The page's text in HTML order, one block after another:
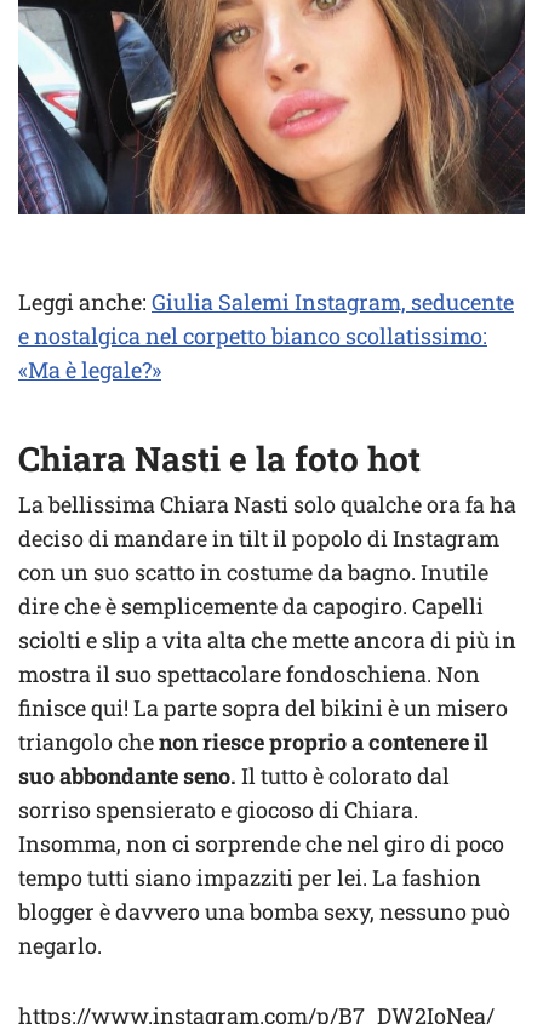
Leggi anche: Giulia Salemi Instagram, seducente
e nostalgica nel corpetto bianco scollatissimo:
«Ma è legale?»
Chiara Nasti e la foto hot
La bellissima Chiara Nasti solo qualche ora fa ha
deciso di mandare in tilt il popolo di Instagram
con un suo scatto in costume da bagno. Inutile
dire che è semplicemente da capogiro. Capelli
sciolti e slip a vita alta che mette ancora di più in
mostra il suo spettacolare fondoschiena. Non
finisce qui! La parte sopra del bikini è un misero
triangolo chenon riesce proprio a contenere il
suo abbondante seno. Il tutto è colorato dal
sorriso spensierato e giocoso di Chiara.
Insomma, non ci sorprende che nel giro di poco
tempo tutti siano impazziti per lei. La fashion
blogger è davvero una bomba sexy, nessuno può
negarlo.
https://www.instagram.com/p/B7_DW2IoNea/